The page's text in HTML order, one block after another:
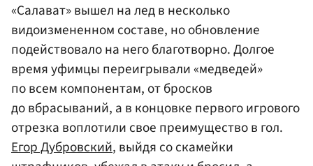
«Салават» вышел на лед в несколько
видоизмененном составе, но обновление
подействовало на него благотворно. Долгое
время уфимцы переигрывали «медведей»
по всем компонентам, от бросков
до вбрасываний, а в концовке первого игрового
отрезка воплотили свое преимущество в гол.
Егор Дубровский, выйдя со скамейки